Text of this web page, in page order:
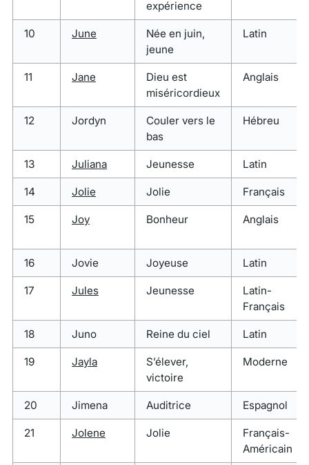
expérience
10 June
Née en juin,
jeune
Latin
11 Jane
Dieu est
miséricordieux
Anglais
12 Jordyn
Couler vers le
bas
Hébreu
13 Juliana Jeunesse Latin
14 Jolie Jolie Français
15 Joy Bonheur Anglais
16 Jovie Joyeuse Latin
17 Jules Jeunesse
Latin-
Français
18 Juno Reine du ciel Latin
19 Jayla
S’élever,
victoire
Moderne
20 Jimena Auditrice Espagnol
21 Jolene Jolie
Français-
Américain